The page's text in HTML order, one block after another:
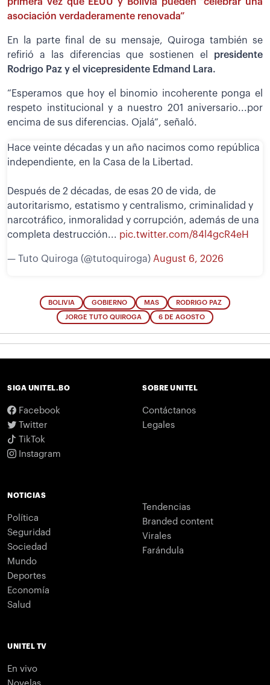
primera vez que EEUU y Bolivia pueden “celebrar una
asociación verdaderamente renovada”
En la parte final de su mensaje, Quiroga también se
refirió a las diferencias que sostienen el
presidente
Rodrigo Paz y el vicepresidente Edmand Lara.
“Esperamos que hoy el binomio incoherente ponga el
respeto institucional y a nuestro 201 aniversario...por
encima de sus diferencias. Ojalá”, señaló.
Hace veinte décadas y un año nacimos como república
independiente, en la Casa de la Libertad.
Después de 2 décadas, de esas 20 de vida, de
autoritarismo, estatismo y centralismo, criminalidad y
narcotráfico, inmoralidad y corrupción, además de una
completa destrucción... pic.twitter.com/84l4gcR4eH
— Tuto Quiroga (@tutoquiroga) August 6, 2026
BOLIVIA GOBIERNO MAS RODRIGO PAZ
JORGE TUTO QUIROGA 6 DE AGOSTO
SIGA UNITEL.BO
Facebook
Twitter
TikTok
Instagram
SOBRE UNITEL
Contáctanos
Legales
NOTICIAS
Política
Seguridad
Sociedad
Mundo
Deportes
Economía
Salud
Tendencias
Branded content
Virales
Farándula
UNITEL TV
En vivo